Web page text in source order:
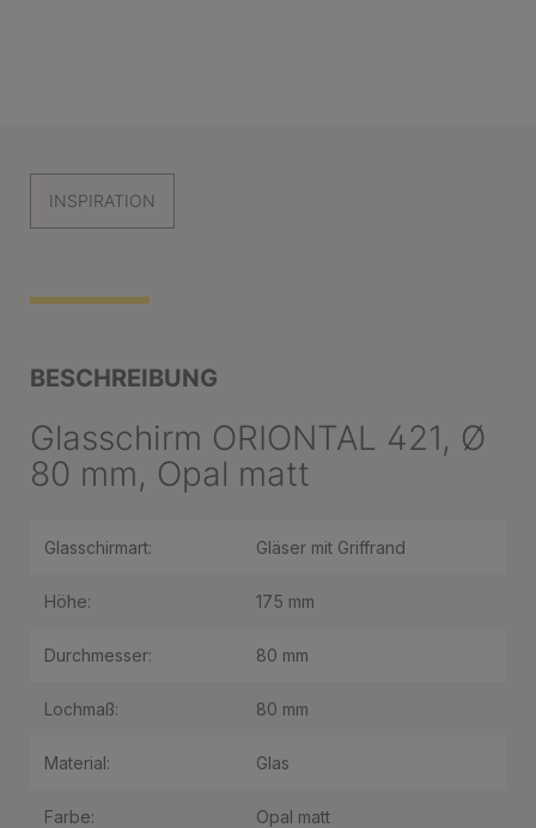
INSPIRATION
BESCHREIBUNG
Glasschirm ORIONTAL 421, Ø
80 mm, Opal matt
Glasschirmart: Gläser mit Griffrand
Höhe: 175 mm
Durchmesser: 80 mm
Lochmaß: 80 mm
Material: Glas
Farbe: Opal matt